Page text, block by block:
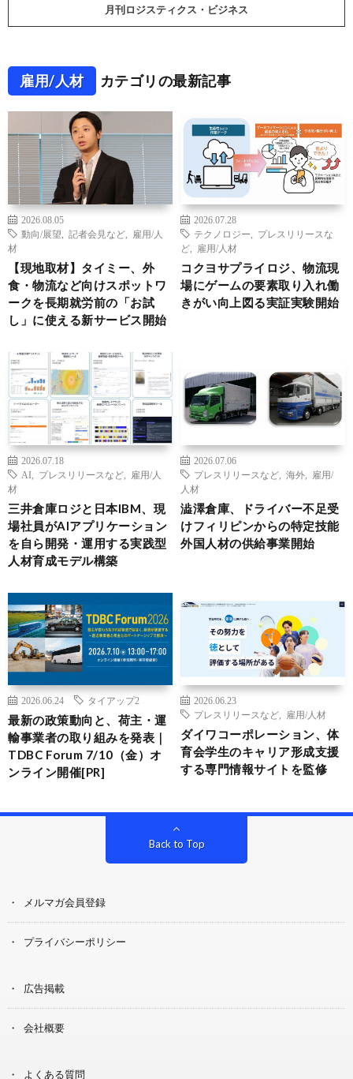
月刊ロジスティクス・ビジネス
雇用/人材 カテゴリの最新記事
2026.08.05
動向/展望
記者会見など
雇用/人
材
【現地取材】タイミー、外
食・物流など向けスポットワ
ークを長期就労前の「お試
し」に使える新サービス開始
2026.07.28
テクノロジー
プレスリリースな
ど
雇用/人材
コクヨサプライロジ、物流現
場にゲームの要素取り入れ働
きがい向上図る実証実験開始
2026.07.18
AI
プレスリリースなど
雇用/人
材
三井倉庫ロジと日本IBM、現
場社員がAIアプリケーション
を自ら開発・運用する実践型
人材育成モデル構築
2026.07.06
プレスリリースなど
海外
雇用/
人材
澁澤倉庫、ドライバー不足受
けフィリピンからの特定技能
外国人材の供給事業開始
2026.06.24 タイアップ2
最新の政策動向と、荷主・運
輸事業者の取り組みを発表｜
TDBC Forum 7/10（金）オ
ンライン開催[PR]
2026.06.23
プレスリリースなど
雇用/人材
ダイワコーポレーション、体
育会学生のキャリア形成支援
する専門情報サイトを監修
Back to Top
メルマガ会員登録
プライバシーポリシー
広告掲載
会社概要
よくある質問